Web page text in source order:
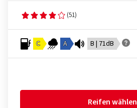
(51)
C A B | 71dB
Reifen wählen